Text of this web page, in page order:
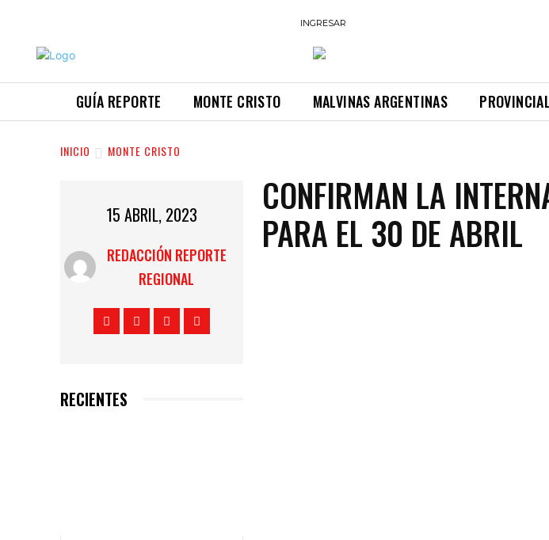
INGRESAR
GUÍA REPORTE MONTE CRISTO MALVINAS ARGENTINAS
INICIO MONTE CRISTO
15 ABRIL, 2023
REDACCIÓN REPORTE
REGIONAL
RECIENTES
CONFIRMAN LA
PARA EL 30 DE ABRIL